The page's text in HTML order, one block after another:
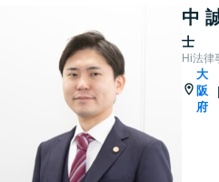
中
士
Hi法律
大
阪
府
|